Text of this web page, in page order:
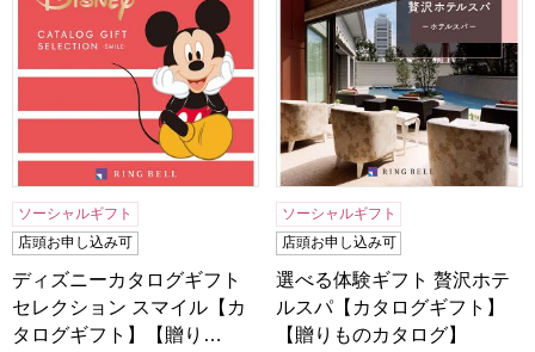
ソーシャルギフト
店頭お申し込み可
ディズニーカタログギフト
セレクション スマイル【カ
タログギフト】【贈り…
ソーシャルギフト
店頭お申し込み可
選べる体験ギフト 贅沢ホテ
ルスパ【カタログギフト】
【贈りものカタログ】